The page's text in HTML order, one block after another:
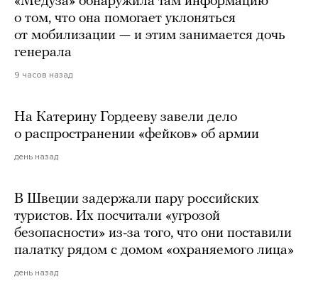
о том, что она помогает уклоняться
от мобилизации — и этим занимается дочь
генерала
9 часов назад
На Катерину Гордееву завели дело
о распространении «фейков» об армии
день назад
В Швеции задержали пару российских
туристов. Их посчитали «угрозой
безопасности» из-за того, что они поставили
палатку рядом с домом «охраняемого лица»
день назад